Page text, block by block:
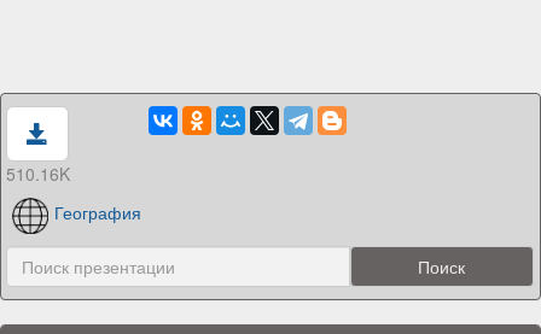
510.16K
География